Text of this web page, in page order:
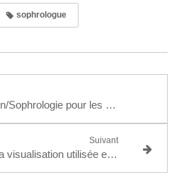
sophrologue
Relaxation/Sophrologie pour les tous petits
Suivant
L'imagination et la visualisation utilisée en sophrologie